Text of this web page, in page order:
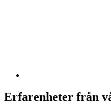
Erfarenheter från